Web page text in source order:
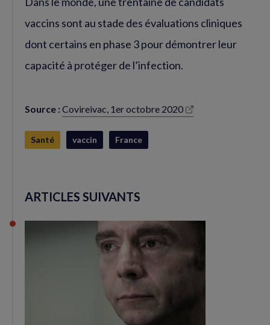
vaccins sont au stade des évaluations cliniques
dont certains en phase 3 pour démontrer leur
capacité à protéger de l’infection.
Source : Covireivac, 1er octobre 2020
(nouvelle
Santé vaccin France
ARTICLES SUIVANTS